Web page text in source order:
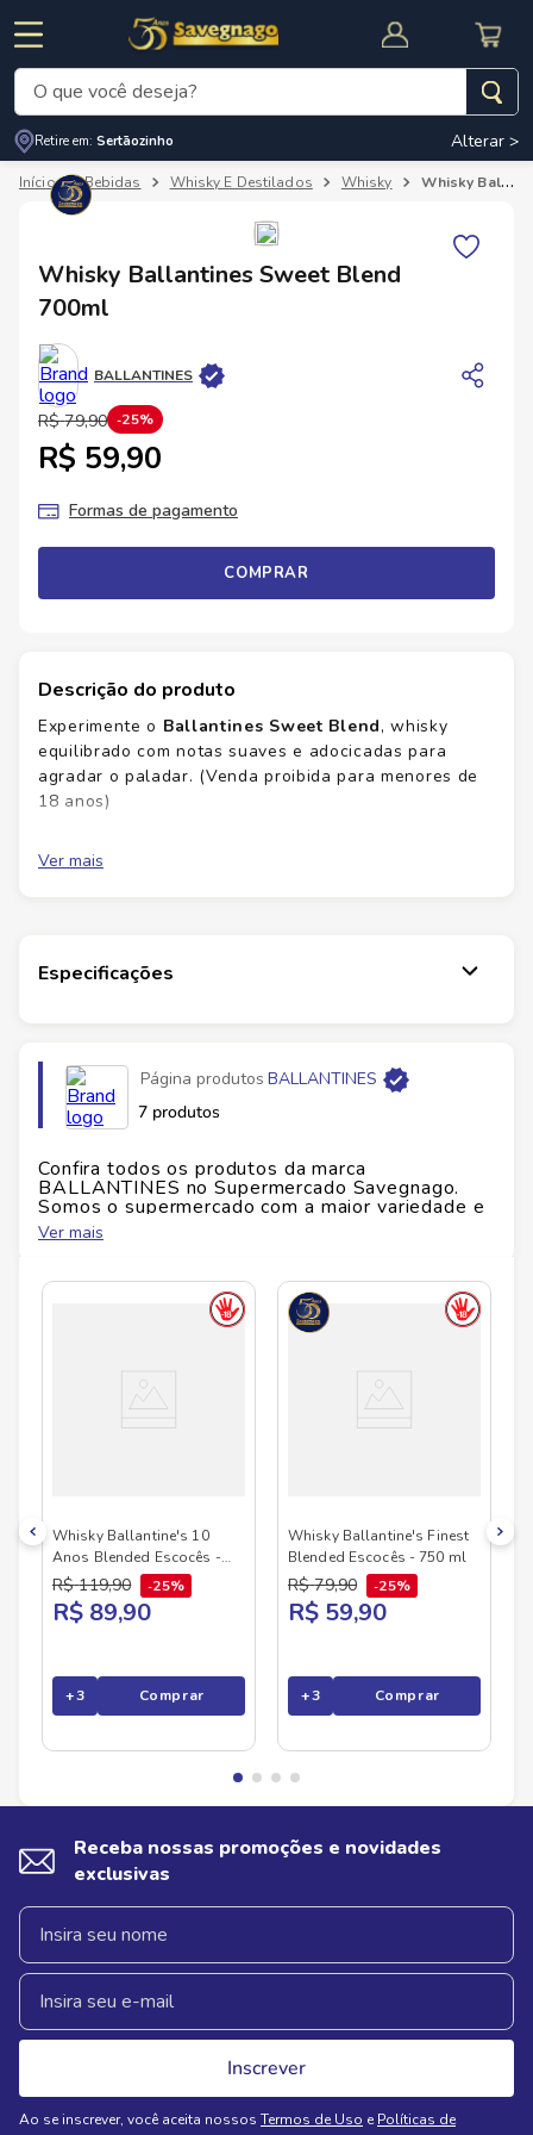
CUPOM DE DESCONTO
O que você deseja?
Retire em: Sertãozinho Alterar >
Bebidas Whisky E Destilados Whisky Whisky Ballantines Sweet Blend 700ml
Whisky Ballantines Sweet Blend
700ml
BALLANTINES
R$ 79,90 25%
R$ 59,90
Formas de pagamento
COMPRAR
Descrição do produto
Experimente o Ballantines Sweet Blend, whisky
equilibrado com notas suaves e adocicadas para
agradar o paladar. (Venda proibida para menores de
18 anos)
ocasião
ou puro
equilíbrio entre doçura e corpo. Perfeito para
celebrações simples ou momentos de descontração.
Garanta já o seu Ballantines Sweet Blend e leve para
casa uma referência premium para brindar com estilo.
Ficha Técnica
Marca:Ballantines
Verificar embalagem
Verificar embalagem
Ver mais
Especificações
Página produtos BALLANTINES
7 produtos
Confira todos os produtos da marca
BALLANTINES no Supermercado Savegnago.
Somos o supermercado com a maior variedade e
qualidade do Brasil!
de produtos BALLANTINES, confira abaixo:
Ver mais
Whisky Ballantine's 10
Anos Blended Escocês -
750 ml
R$ 119,90 25%
R$ 89,90
+3 Comprar
Whisky Ballantine's Finest
Blended Escocês - 750 ml
R$ 79,90 25%
R$ 59,90
+3 Comprar
Receba nossas promoções e novidades
exclusivas
Inscrever
Ao se inscrever, você aceita nossos Termos de Uso e Políticas de
Termos mais buscados
leite
º
cerveja
5º arroz